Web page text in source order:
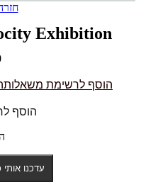
Exhibition
הוסף לרשימת משאלות
הוסף
עדכנו